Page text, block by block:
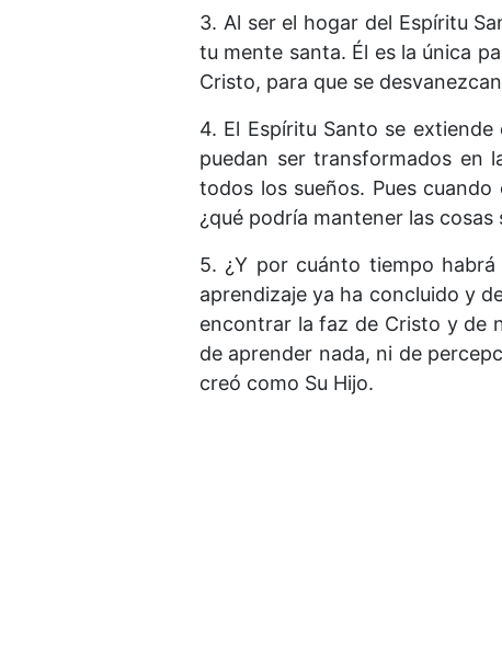
3. Al ser el hogar del Espíritu
tu mente santa. Él es la única
Cristo, para que se
4. El Espíritu Santo se
puedan ser transformados en
todos los sueños. Pues
¿qué podría mantener las
5. ¿Y por cuánto tiempo
aprendizaje ya ha concluido y
encontrar la faz de Cristo y de
de aprender nada, ni de
creó como Su Hijo.